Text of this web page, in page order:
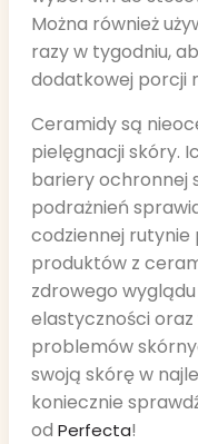
Można również
razy w tygodniu,
dodatkowej porcji
Ceramidy są
pielęgnacji skóry.
bariery ochronnej
podrażnień
codziennej rutynie
produktów z
zdrowego
elastyczności
problemów
swoją skórę w
koniecznie
od Perfecta!